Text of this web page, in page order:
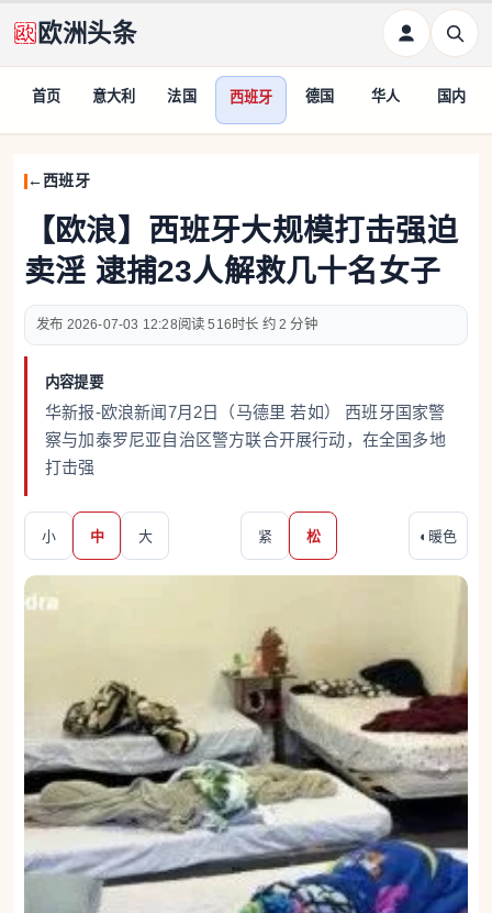
欧洲头条
首页 意大利 法国 西班牙 德国 华人 国内
西班牙
【欧浪】西班牙大规模打击强迫
卖淫 逮捕23人解救几十名女子
2026-07-03 12:28 516 约 2 分钟
内容提要
华新报-欧浪新闻7月2日（马德里 若如） 西班牙国家警
察与加泰罗尼亚自治区警方联合开展行动，在全国多地
打击强
小 中 大 紧 松 ◐ 暖色